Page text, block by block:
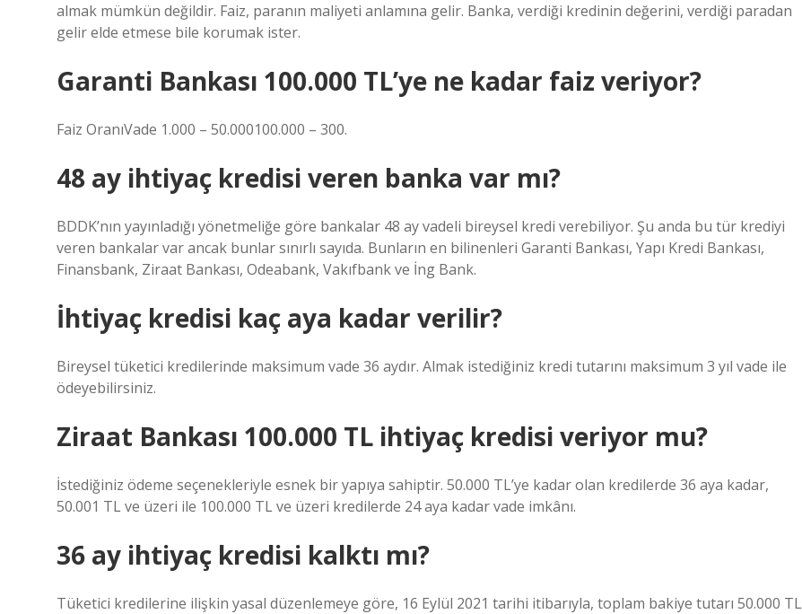
almak mümkün değildir. Faiz, paranın maliyeti anlamına gelir. Banka, verdiği kredinin değerini, verdiği paradan
gelir elde etmese bile korumak ister.
Garanti Bankası 100.000 TL’ye ne kadar faiz veriyor?
Faiz OranıVade 1.000 – 50.000100.000 – 300.
48 ay ihtiyaç kredisi veren banka var mı?
BDDK’nın yayınladığı yönetmeliğe göre bankalar 48 ay vadeli bireysel kredi verebiliyor. Şu anda bu tür krediyi
veren bankalar var ancak bunlar sınırlı sayıda. Bunların en bilinenleri Garanti Bankası, Yapı Kredi Bankası,
Finansbank, Ziraat Bankası, Odeabank, Vakıfbank ve İng Bank.
İhtiyaç kredisi kaç aya kadar verilir?
Bireysel tüketici kredilerinde maksimum vade 36 aydır. Almak istediğiniz kredi tutarını maksimum 3 yıl vade ile
ödeyebilirsiniz.
Ziraat Bankası 100.000 TL ihtiyaç kredisi veriyor mu?
İstediğiniz ödeme seçenekleriyle esnek bir yapıya sahiptir. 50.000 TL’ye kadar olan kredilerde 36 aya kadar,
50.001 TL ve üzeri ile 100.000 TL ve üzeri kredilerde 24 aya kadar vade imkânı.
36 ay ihtiyaç kredisi kalktı mı?
Tüketici kredilerine ilişkin yasal düzenlemeye göre, 16 Eylül 2021 tarihi itibarıyla, toplam bakiye tutarı 50.000 TL